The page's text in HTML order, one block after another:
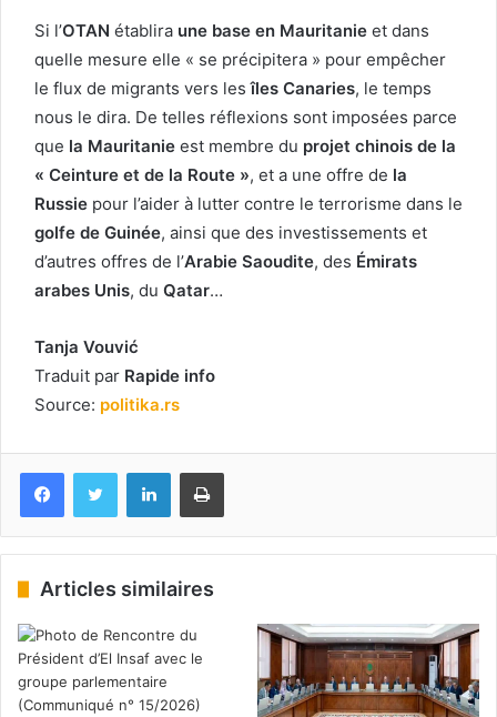
Si l’OTAN établira une base en Mauritanie et dans
quelle mesure elle « se précipitera » pour empêcher
le flux de migrants vers lesîles Canaries, le temps
nous le dira. De telles réflexions sont imposées parce
que la Mauritanie est membre du projet chinois de la
« Ceinture et de la Route », et a une offre de la
Russie pour l’aider à lutter contre le terrorisme dans le
golfe de Guinée, ainsi que des investissements et
d’autres offres de l’Arabie Saoudite, des Émirats
arabes Unis, du Qatar…
Tanja Vouvić
Traduit par Rapide info
Source: politika.rs
FacebookTwitter LinkedinImprimer
Articles similaires